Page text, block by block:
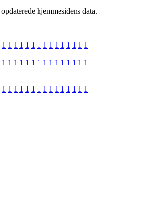
hjemmesidens data.
1 1 1 1 1 1 1 1 1 1 1 1 1 1 1
1 1 1 1 1 1 1 1 1 1 1 1 1 1 1
1 1 1 1 1 1 1 1 1 1 1 1 1 1 1